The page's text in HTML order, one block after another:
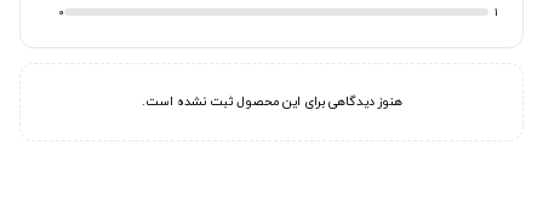
1
0
هنوز دیدگاهی برای این محصول ثبت نشده است.